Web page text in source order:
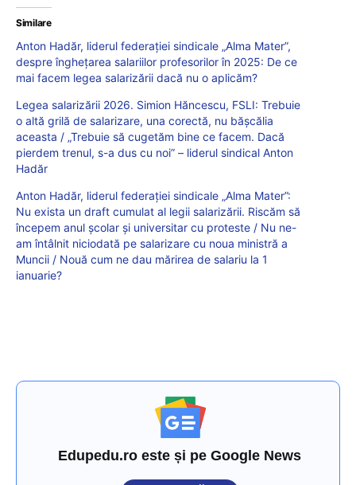
Similare
Anton Hadăr, liderul federației sindicale „Alma Mater”,
despre înghețarea salariilor profesorilor în 2025: De ce
mai facem legea salarizării dacă nu o aplicăm?
Legea salarizării 2026. Simion Hăncescu, FSLI: Trebuie
o altă grilă de salarizare, una corectă, nu bășcălia
aceasta / „Trebuie să cugetăm bine ce facem. Dacă
pierdem trenul, s-a dus cu noi” – liderul sindical Anton
Hadăr
Anton Hadăr, liderul federației sindicale „Alma Mater”:
Nu exista un draft cumulat al legii salarizării. Riscăm să
începem anul școlar și universitar cu proteste / Nu ne-
am întâlnit niciodată pe salarizare cu noua ministră a
Muncii / Nouă cum ne dau mărirea de salariu la 1
ianuarie?
Edupedu.ro este și pe Google News